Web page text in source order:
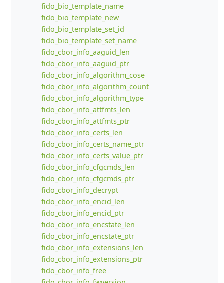
fido_bio_template_name
fido_bio_template_new
fido_bio_template_set_id
fido_bio_template_set_name
fido_cbor_info_aaguid_len
fido_cbor_info_aaguid_ptr
fido_cbor_info_algorithm_cose
fido_cbor_info_algorithm_count
fido_cbor_info_algorithm_type
fido_cbor_info_attfmts_len
fido_cbor_info_attfmts_ptr
fido_cbor_info_certs_len
fido_cbor_info_certs_name_ptr
fido_cbor_info_certs_value_ptr
fido_cbor_info_cfgcmds_len
fido_cbor_info_cfgcmds_ptr
fido_cbor_info_decrypt
fido_cbor_info_encid_len
fido_cbor_info_encid_ptr
fido_cbor_info_encstate_len
fido_cbor_info_encstate_ptr
fido_cbor_info_extensions_len
fido_cbor_info_extensions_ptr
fido_cbor_info_free